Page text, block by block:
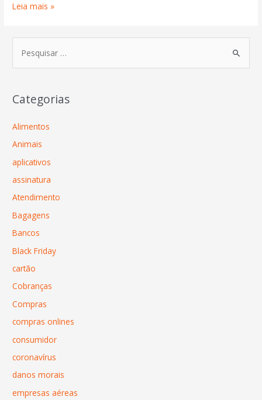
Leia mais »
Categorias
Alimentos
Animais
aplicativos
assinatura
Atendimento
Bagagens
Bancos
Black Friday
cartão
Cobranças
Compras
compras onlines
consumidor
coronavírus
danos morais
empresas aéreas